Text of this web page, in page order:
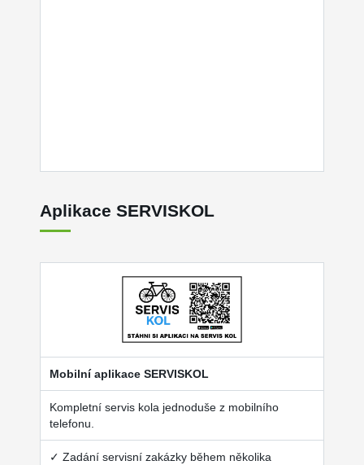
Aplikace SERVISKOL
Mobilní aplikace SERVISKOL
Kompletní servis kola jednoduše z mobilního
telefonu.
✓ Zadání servisní zakázky během několika